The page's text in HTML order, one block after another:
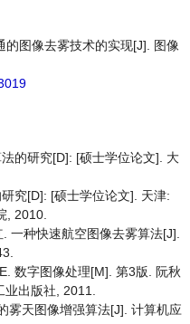
的图像去雾技术的实现[J]. 图像
的研究[D]: [硕士学位论文]. 大
究[D]: [硕士学位论文]. 天津:
, 2010.
一种快速航空图像去雾算法[J].
数字图像处理[M]. 第3版. 阮秋
出版社, 2011.
雾天图像增强算法[J]. 计算机应